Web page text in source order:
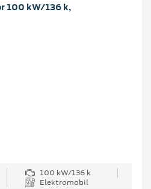
100 kW/136 k,
100 kW/136 k
Elektromobil